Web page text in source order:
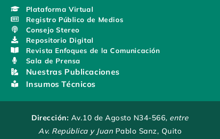
Plataforma Virtual
Registro Público de Medios
Consejo Stereo
Repositorio Digital
Revista Enfoques de la Comunicación
Sala de Prensa
Nuestras Publicaciones
Insumos Técnicos
Dirección: Av.10 de Agosto N34-566, entre
Av. República y Juan Pablo Sanz, Quito